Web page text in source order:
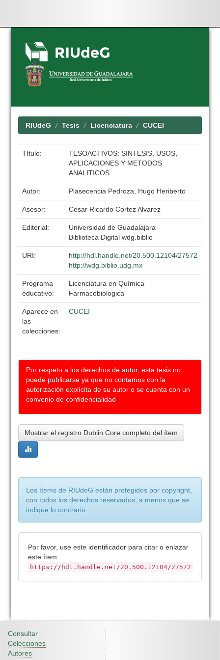
Skip
navigation
RIUdeG Tesis Licenciatura CUCEI
Título:
TESOACTIVOS: SINTESIS, USOS,
APLICACIONES Y METODOS
ANALITICOS
Autor: Plasecencia Pedroza, Hugo Heriberto
Asesor: Cesar Ricardo Cortez Alvarez
Editorial:
Universidad de Guadalajara
Biblioteca Digital wdg.biblio
URI:
http://hdl.handle.net/20.500.12104/27572
http://wdg.biblio.udg.mx
Programa
educativo:
Licenciatura en Química
Farmacobiologica
Aparece en
las
colecciones:
CUCEI
Por respeto a los derechos de autor, esta tesis no
puede publicarse ya que no contamos con la
autorización explícita de su autor o se cuenta con un
convenio de confidencialidad
Mostrar el registro Dublin Core completo del ítem
Los ítems de RIUdeG están protegidos por copyright,
con todos los derechos reservados, a menos que se
indique lo contrario.
Por favor, use este identificador para citar o enlazar
este ítem:
https://hdl.handle.net/20.500.12104/27572
Consultar
Colecciones
Autores